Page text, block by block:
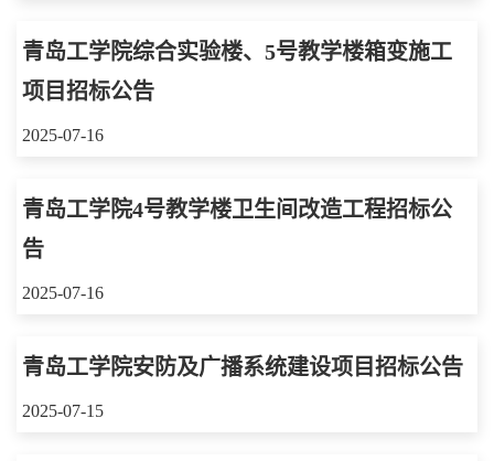
青岛工学院综合实验楼、5号教学楼箱变施工
项目招标公告
2025-07-16
青岛工学院4号教学楼卫生间改造工程招标公
告
2025-07-16
青岛工学院安防及广播系统建设项目招标公告
2025-07-15